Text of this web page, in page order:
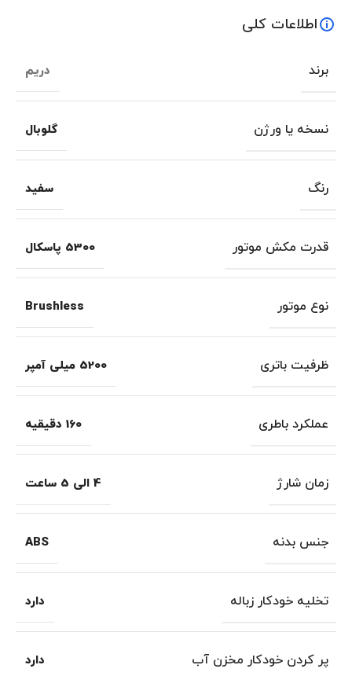
اطلاعات کلی
برند دریم
نسخه یا ورژن گلوبال
رنگ سفید
قدرت مکش موتور 5300 پاسکال
نوع موتور Brushless
ظرفیت باتری 5200 میلی آمپر
عملکرد باطری 160 دقیقیه
زمان شارژ 4 الی 5 ساعت
جنس بدنه ABS
تخلیه خودکار زباله دارد
پر کردن خودکار مخزن آب دارد